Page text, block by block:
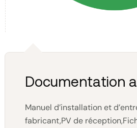
Documentation
Manuel d’installation et
fabricant,PV de